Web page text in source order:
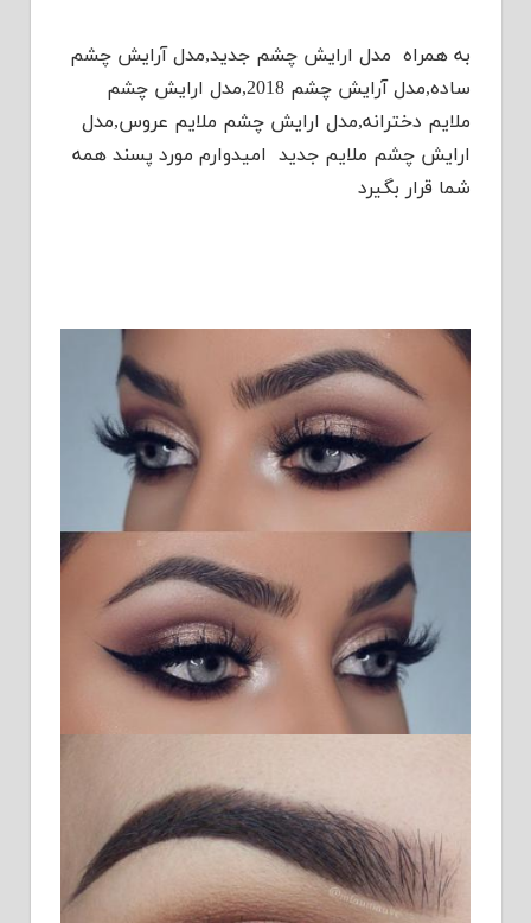
به همراه مدل ارایش چشم جدید,مدل آرایش چشم
ساده,مدل آرایش چشم 2018,مدل ارایش چشم
ملایم دخترانه,مدل ارایش چشم ملایم عروس,مدل
ارایش چشم ملایم جدید امیدوارم مورد پسند همه
شما قرار بگیرد